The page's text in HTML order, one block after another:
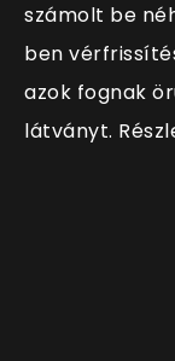
számolt be
ben
azok fognak
látványt.